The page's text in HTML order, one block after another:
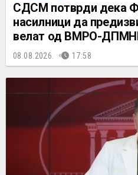
СДСМ потврди дека
насилници да
велат од ВМРО-
08.08.2026. 17:58